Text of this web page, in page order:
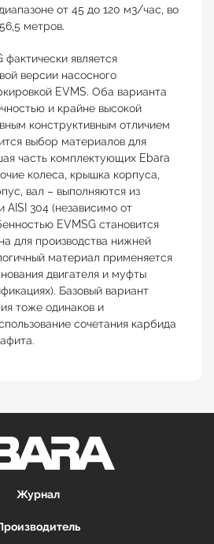
от 45 до 120 м3/час, во
метров.
является
версии насосного
EVMS. Оба варианта
и крайне высокой
конструктивным отличием
выбор материалов для
часть комплектующих Ebara
колеса, крышка корпуса,
вал – выполняются из
304 (независимо от
EVMSG становится
для производства нижней
материал применяется
двигателя и муфты
Базовый вариант
тоже одинаков и
сочетания карбида
Журнал